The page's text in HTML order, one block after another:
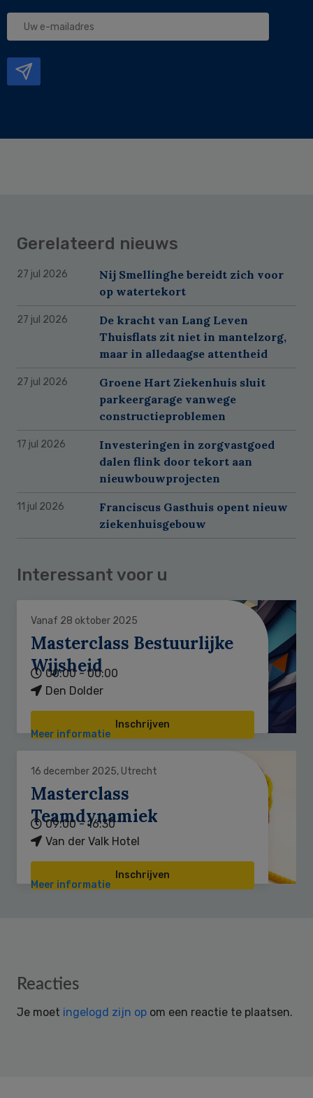
Uw
Gerelateerd nieuws
27 jul 2026
Nij Smellinghe bereidt zich voor
op watertekort
27 jul 2026
De kracht van Lang Leven
Thuisflats zit niet in mantelzorg,
maar in alledaagse attentheid
27 jul 2026
Groene Hart Ziekenhuis sluit
parkeergarage vanwege
constructieproblemen
17 jul 2026
Investeringen in zorgvastgoed
dalen flink door tekort aan
nieuwbouwprojecten
11 jul 2026
Franciscus Gasthuis opent nieuw
ziekenhuisgebouw
Interessant voor u
Vanaf 28 oktober 2025
Masterclass Bestuurlijke
Wijsheid
00:00 - 00:00
Den Dolder
Inschrijven
Meer informatie
16 december 2025, Utrecht
Masterclass
Teamdynamiek
09:00 - 16:30
Van der Valk Hotel
Inschrijven
Meer informatie
Reader
Reacties
Je moet ingelogd zijn op om een reactie te plaatsen.